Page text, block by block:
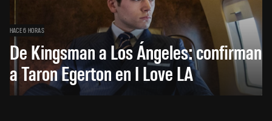
HACE 6 HORAS
De Kingsman a Los Ángeles: confirman
a Taron Egerton en I Love LA